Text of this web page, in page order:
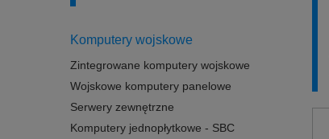
Komputery wojskowe
Zintegrowane komputery wojskowe
Wojskowe komputery panelowe
Serwery zewnętrzne
Komputery jednopłytkowe - SBC